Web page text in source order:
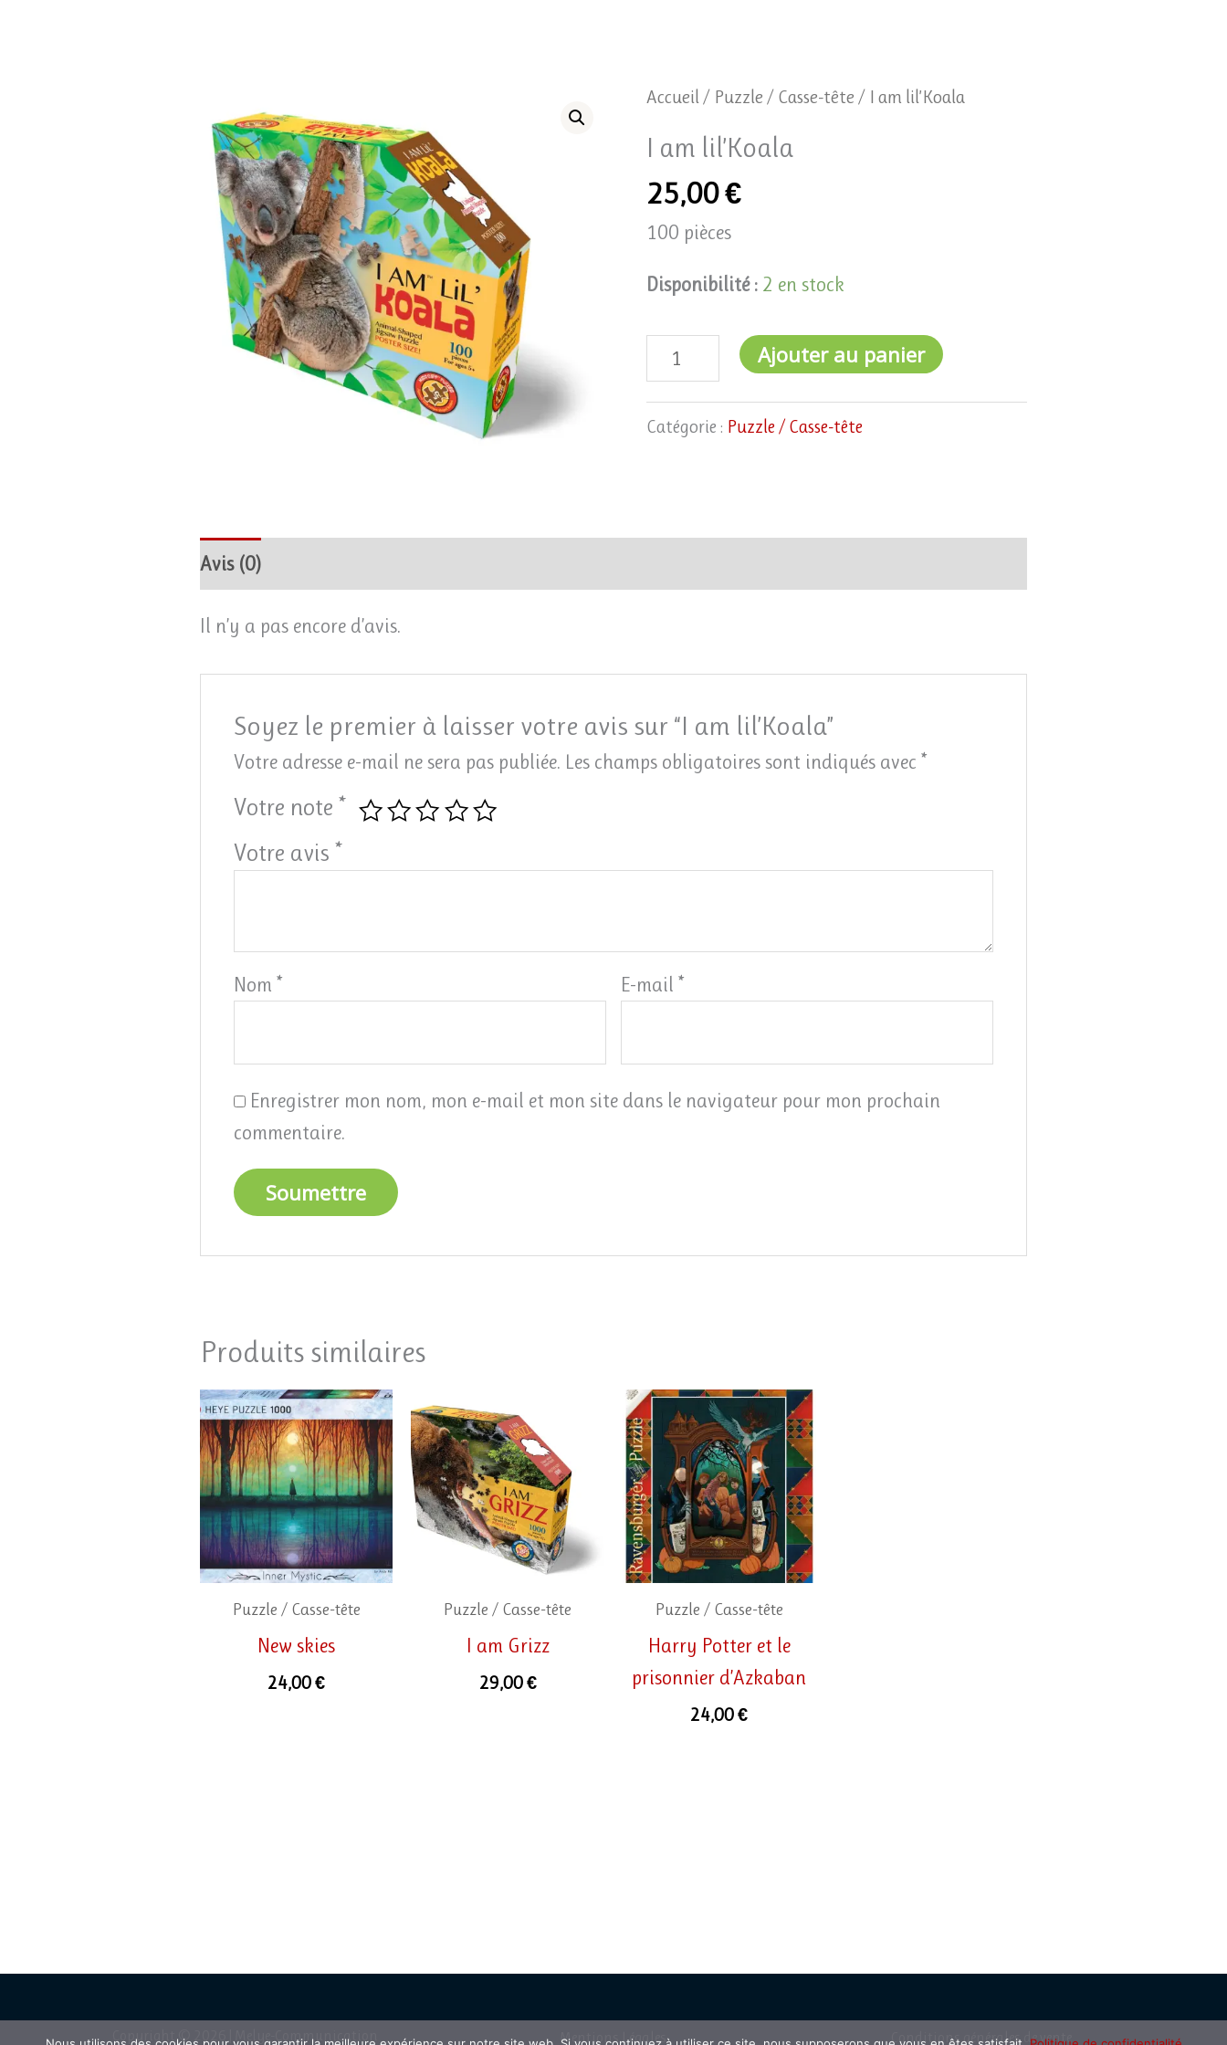
Accueil/ Puzzle / Casse-tête / I am lil’Koala
I am lil’Koala
25,00€
100 pièces
Disponibilité : 2 en stock
quantité
I
am
lil'Koala
Ajouter au panier
Catégorie : Puzzle / Casse-tête
Avis (0)
Il n’y a pas encore d’avis.
Soyez le premier à laisser votre avis sur “I am lil’Koala”
Votre adresse e-mail ne sera pas publiée. Les champs obligatoires sont indiqués avec*
Votre note*
Votre avis*
Nom* E-mail*
Enregistrer mon nom, mon e-mail et mon site dans le navigateur pour mon prochain
commentaire.
Produits similaires
Puzzle / Casse-tête
New skies
24,00€
Puzzle / Casse-tête
I am Grizz
29,00€
Puzzle / Casse-tête
Harry Potter et le
prisonnier d’Azkaban
24,00€
Copyright © 2026 | Melye-Communication Mentions Légales Conditions générales de vente